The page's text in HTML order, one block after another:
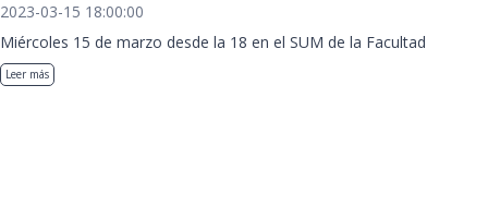
2023-03-15 18:00:00
Miércoles 15 de marzo desde la 18 en el SUM de la Facultad
Leer más